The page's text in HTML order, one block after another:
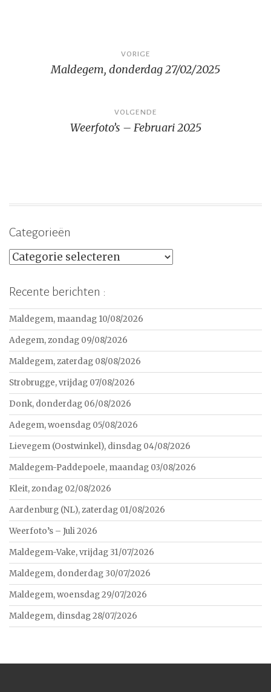
navigatie
VORIGE
Maldegem, donderdag 27/02/2025
VOLGENDE
Weerfoto’s – Februari 2025
Categorieën
Categorieën
Recente berichten :
Maldegem, maandag 10/08/2026
Adegem, zondag 09/08/2026
Maldegem, zaterdag 08/08/2026
Strobrugge, vrijdag 07/08/2026
Donk, donderdag 06/08/2026
Adegem, woensdag 05/08/2026
Lievegem (Oostwinkel), dinsdag 04/08/2026
Maldegem-Paddepoele, maandag 03/08/2026
Kleit, zondag 02/08/2026
Aardenburg (NL), zaterdag 01/08/2026
Weerfoto’s – Juli 2026
Maldegem-Vake, vrijdag 31/07/2026
Maldegem, donderdag 30/07/2026
Maldegem, woensdag 29/07/2026
Maldegem, dinsdag 28/07/2026